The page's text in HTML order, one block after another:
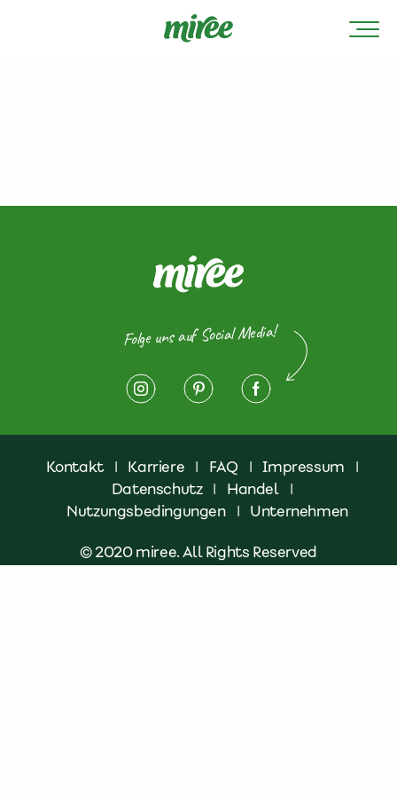
Folge uns auf Social Media!
Kontakt | Karriere | FAQ | Impressum
|
Datenschutz | Handel
|
Nutzungsbedingungen
| Unternehmen
© 2020 miree. All Rights Reserved